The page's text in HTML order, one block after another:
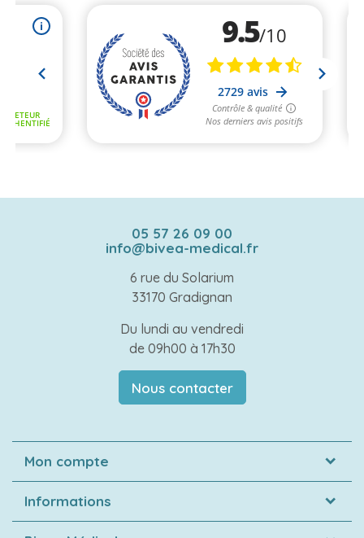
05 57 26 09 00
info@bivea-medical.fr
6 rue du Solarium
33170 Gradignan
Du lundi au vendredi
de 09h00 à 17h30
Nous contacter
Mon compte
Informations